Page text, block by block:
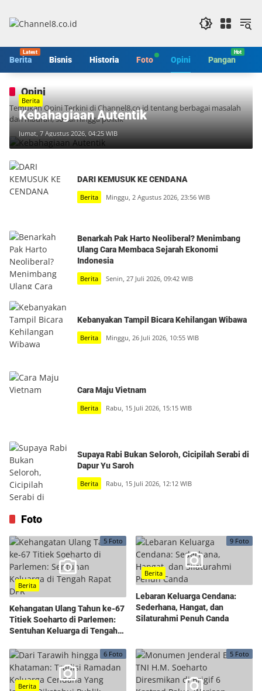
konten
Berita Bisnis Historia Foto Opini Pangan
Opini
Temukan Opini Terkini di Channel8.co.id tentang berbagai masalah
dari hiburan, sosial hingga politik
Berita
Kebahagiaan Autentik
Jumat, 7 Agustus 2026, 04:25 WIB
DARI KEMUSUK KE CENDANA
Berita Minggu, 2 Agustus 2026, 23:56 WIB
Benarkah Pak Harto Neoliberal? Menimbang
Ulang Cara Membaca Sejarah Ekonomi
Indonesia
Berita Senin, 27 Juli 2026, 09:42 WIB
Kebanyakan Tampil Bicara Kehilangan Wibawa
Berita Minggu, 26 Juli 2026, 10:55 WIB
Cara Maju Vietnam
Berita Rabu, 15 Juli 2026, 15:15 WIB
Supaya Rabi Bukan Seloroh, Cicipilah Serabi di
Dapur Yu Saroh
Berita Rabu, 15 Juli 2026, 12:12 WIB
Foto
5 Foto
Berita
Kehangatan Ulang Tahun ke-67
Titiek Soeharto di Parlemen:
Sentuhan Keluarga di Tengah
9 Foto
Berita
Lebaran Keluarga Cendana:
Sederhana, Hangat, dan
Silaturahmi Penuh Canda
6 Foto
Berita
5 Foto